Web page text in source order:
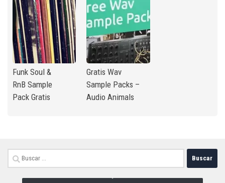
Funk Soul &
RnB Sample
Pack Gratis
Gratis Wav
Sample Packs –
Audio Animals
Buscar: